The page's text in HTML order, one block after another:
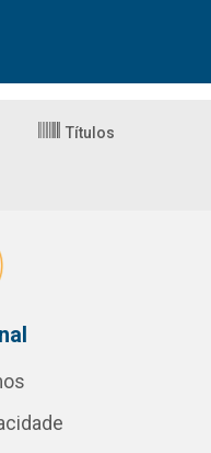
Títulos